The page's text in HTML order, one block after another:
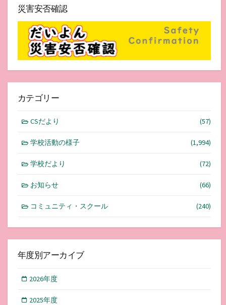
災害安否確認
カテゴリー
CSだより (57)
学校活動の様子 (1,994)
学校だより (72)
お知らせ (66)
コミュニティ・スクール (240)
年度別アーカイブ
2026年度
2025年度